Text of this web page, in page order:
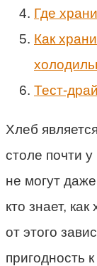
Где
Как
Тест-
Хлеб
столе почти
не могут
кто знает,
от этого
пригодность